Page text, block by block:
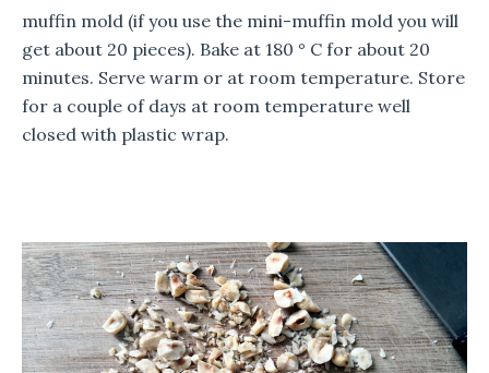
muffin mold (if you use the mini-muffin mold you will
get about 20 pieces). Bake at 180 ° C for about 20
minutes. Serve warm or at room temperature. Store
for a couple of days at room temperature well
closed with plastic wrap.